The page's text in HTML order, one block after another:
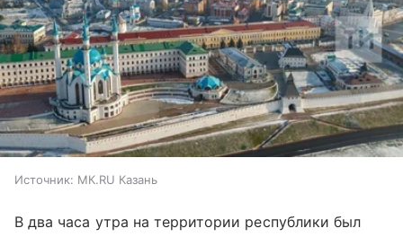
Источник: МК.RU Казань
В два часа утра на территории республики был